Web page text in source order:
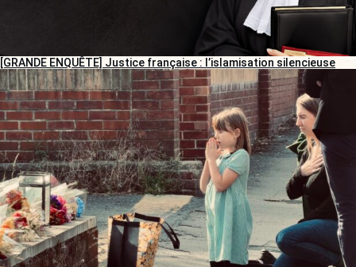
[GRANDE ENQUÊTE] Justice française : l’islamisation silencieuse